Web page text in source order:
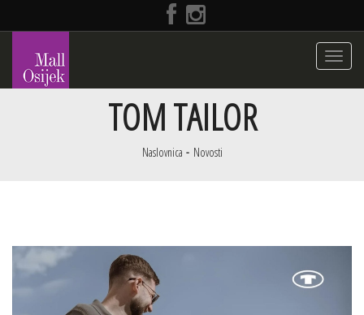
Toggle
TOM TAILOR
Naslovnica Novosti